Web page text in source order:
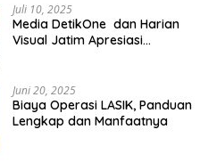
Juli 10, 2025
Media DetikOne dan Harian
Visual Jatim Apresiasi
Juni 20, 2025
Biaya Operasi LASIK, Panduan
Lengkap dan Manfaatnya